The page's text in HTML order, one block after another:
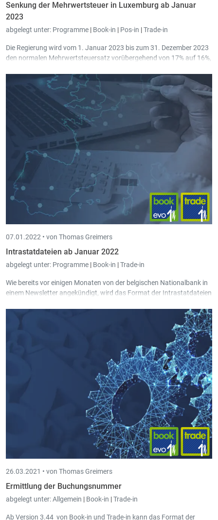
Senkung der Mehrwertsteuer in Luxemburg ab Januar
2023
abgelegt unter: Programme | Book-in | Pos-in |Trade-in
Die Regierung wird vom 1. Januar 2023 bis zum 31. Dezember 2023
den normalen Mehrwertsteuersatz vorübergehend von 17% auf 16%,
ermäßigten Mehrwertsteuersatz von 8% auf 7% senken.
07.01.2022 • von Thomas Greimers
Intrastatdateien ab Januar 2022
abgelegt unter: Programme | Book-in |Trade-in
Wie bereits vor einigen Monaten von der belgischen Nationalbank in
einem Newsletter angekündigt, wird das Format der Intrastatdateien
26.03.2021 • von Thomas Greimers
Ermittlung der Buchungsnummer
abgelegt unter:Allgemein | Book-in |Trade-in
Ab Version 3.44 von Book-in und Trade-in kann das Format der